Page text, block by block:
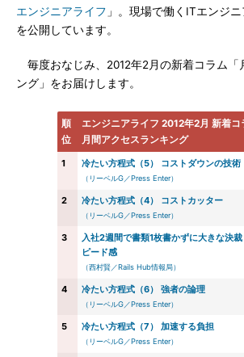
エンジニアライフ 」。現場で働くITエンジニ
を公開しています。
毎度おなじみ、2012年2月の新着コラム「
ング」をお届けします。
順
位
エンジニアライフ 2012年2月 新着コ
月間アクセスランキング
1 冷たい方程式（5） コストダウンの技術
（リーベルG／Press Enter）
2 冷たい方程式（4） コストカッター
（リーベルG／Press Enter）
3
入社2週間で書類1枚書かずに大きな決
ピード感
（西村賢／Rails Hub情報局）
4 冷たい方程式（6） 強者の論理
（リーベルG／Press Enter）
5 冷たい方程式（7） 加速する負担
（リーベルG／Press Enter）